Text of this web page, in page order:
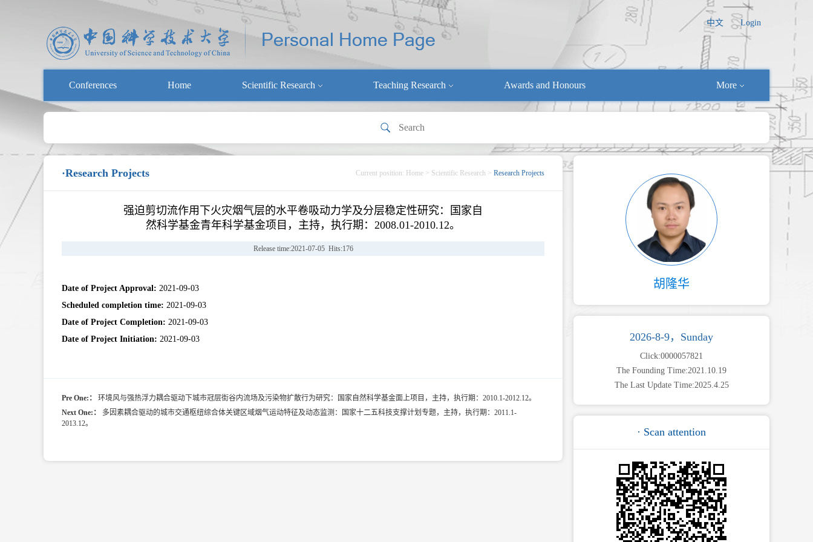
中文 Login
Conferences Home Scientific Research Teaching Research Awards and Honours More
胡隆华
2026-8-9，Sunday
Click:0000057821
The Founding Time:2021.10.19
The Last Update Time:2025.4.25
· Scan attention
·Research Projects Current position: Home > Scientific Research > Research Projects
强迫剪切流作用下火灾烟气层的水平卷吸动力学及分层稳定性研究：国家自
然科学基金青年科学基金项目，主持，执行期：2008.01-2010.12。
Release time:2021-07-05 Hits:176
Date of Project Approval: 2021-09-03
Scheduled completion time: 2021-09-03
Date of Project Completion: 2021-09-03
Date of Project Initiation: 2021-09-03
Pre One:：
环境风与强热浮力耦合驱动下城市冠层街谷内流场及污染物扩散行为研究：国家自然科学基金面上项目，主持，执行期：2010.1-2012.12。
Next One:：
多因素耦合驱动的城市交通枢纽综合体关键区域烟气运动特征及动态监测：国家十二五科技支撑计划专题，主持，执行期：2011.1-
2013.12。